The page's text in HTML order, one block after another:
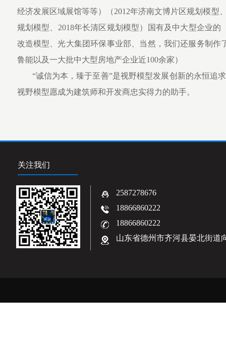
经济发展区域展馆等等）（2012年济南文博片区规划模型
规划模型、2018年长清区规划模型）国有及中大型企业
改造模型、光大集团环保事业部、当然，我们还服务制
鲁能以及一大批中大型房地产企业近100余家）
“诚信为本，臻于至善”是视野模型发展创新的永恒追
视野模型愿成为建筑师和开发商忠实得力的助手。
关注我们
2587278676
18866860222
18866860222
山东省德州市齐河县晏北街道